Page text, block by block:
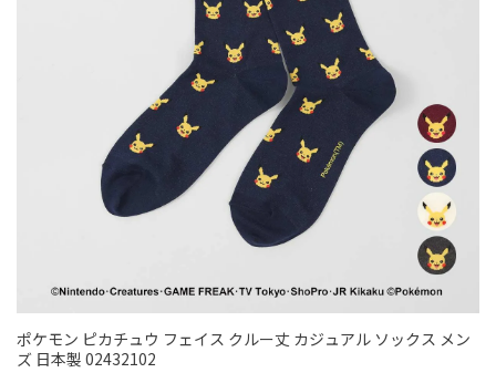
ポケモン ピカチュウ フェイス クルー丈 カジュアル ソックス メン
ズ 日本製 02432102